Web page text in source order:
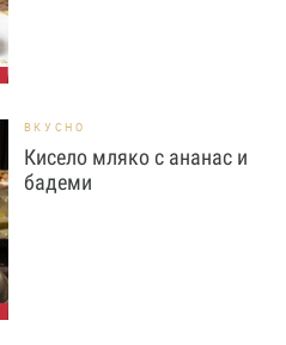
ВКУСНО
Кисело мляко с ананас и
бадеми